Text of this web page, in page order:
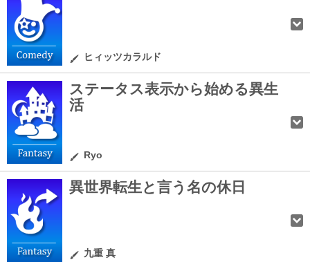
ヒィッツカラルド
ステータス表示から始める異生
活
Ryo
異世界転生と言う名の休日
九重 真